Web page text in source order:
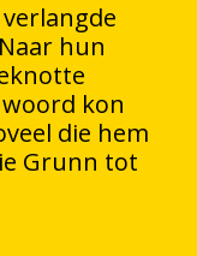
hun
kon
die hem
Grunn tot